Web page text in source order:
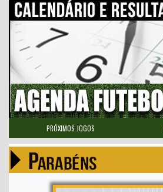
PRÓXIMOS JOGOS